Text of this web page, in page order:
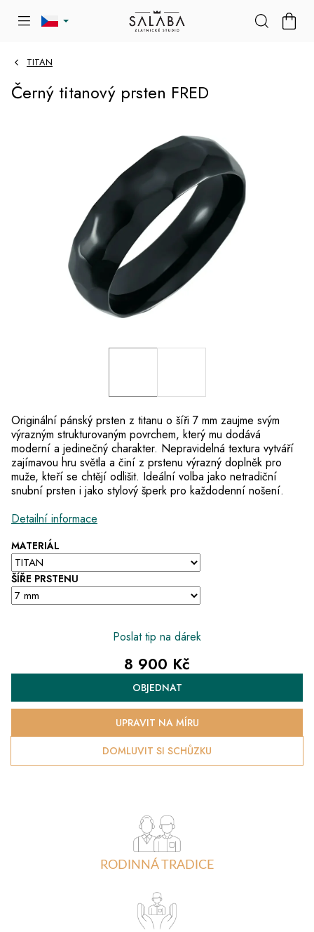
TITAN
Černý titanový prsten FRED
MATERIÁL
ŠÍŘE PRSTENU
Originální pánský prsten z titanu o šíři 7 mm zaujme svým
výrazným strukturovaným povrchem, který mu dodává
moderní a jedinečný charakter. Nepravidelná textura vytváří
zajímavou hru světla a činí z prstenu výrazný doplněk pro
muže, kteří se chtějí odlišit. Ideální volba jako netradiční
snubní prsten i jako stylový šperk pro každodenní nošení.
Detailní informace
Poslat tip na dárek
8 900 Kč
Měrná
cena:
OBJEDNAT
DOMLUVIT SI SCHŮZKU
UPRAVIT NA MÍRU
RODINNÁ TRADICE